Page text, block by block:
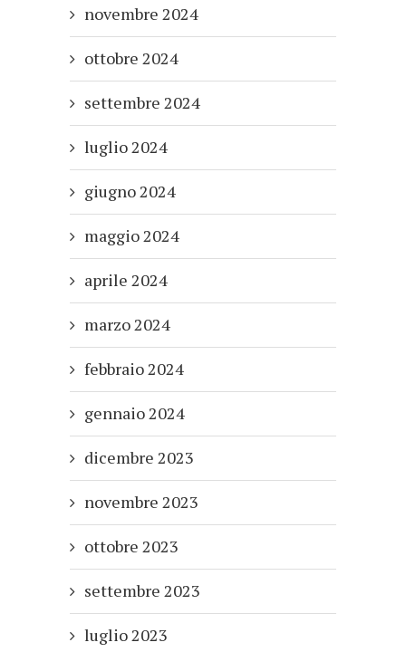
novembre 2024
ottobre 2024
settembre 2024
luglio 2024
giugno 2024
maggio 2024
aprile 2024
marzo 2024
febbraio 2024
gennaio 2024
dicembre 2023
novembre 2023
ottobre 2023
settembre 2023
luglio 2023